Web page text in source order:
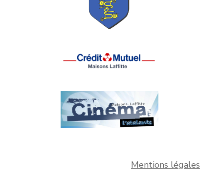
Mentions légales